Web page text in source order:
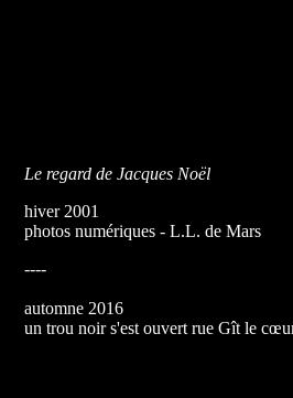
Le regard de Jacques Noël
hiver 2001
photos numériques - L.L. de Mars
----
automne 2016
un trou noir s'est ouvert rue Gît le